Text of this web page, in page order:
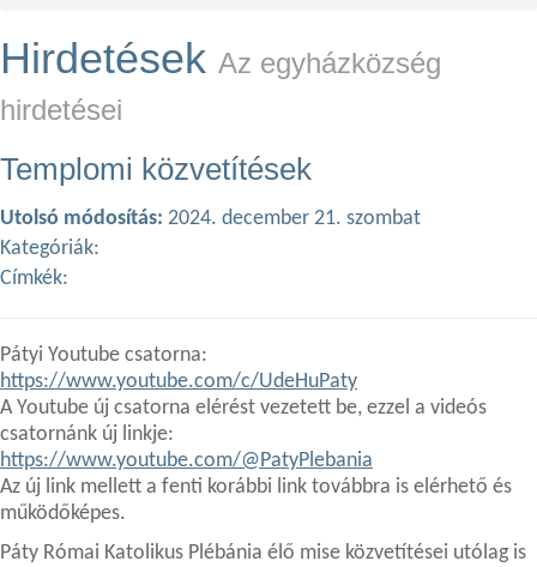
Hirdetések Az egyházközség
hirdetései
Templomi közvetítések
Utolsó módosítás: 2024. december 21. szombat
Kategóriák:
Címkék:
Pátyi Youtube csatorna:
https://www.youtube.com/c/UdeHuPaty
A Youtube új csatorna elérést vezetett be, ezzel a videós
csatornánk új linkje:
https://www.youtube.com/@PatyPlebania
Az új link mellett a fenti korábbi link továbbra is elérhető és
működőképes.
Páty Római Katolikus Plébánia élő mise közvetítései utólag is